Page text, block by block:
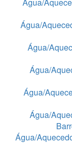
Água/
Água/
Água/
Água/
Água/
Água/
Água/